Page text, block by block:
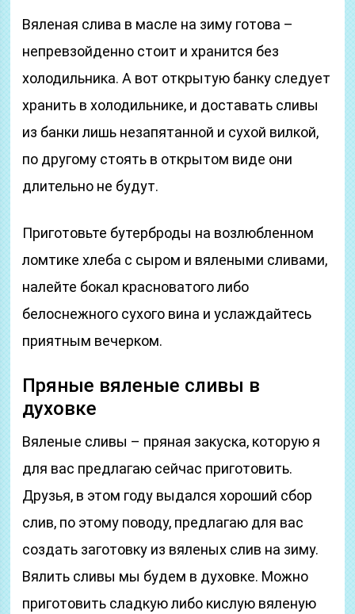
Вяленая слива в масле на зиму готова –
непревзойденно стоит и хранится без
холодильника. А вот открытую банку следует
хранить в холодильнике, и доставать сливы
из банки лишь незапятанной и сухой вилкой,
по другому стоять в открытом виде они
длительно не будут.
Приготовьте бутерброды на возлюбленном
ломтике хлеба с сыром и вялеными сливами,
налейте бокал красноватого либо
белоснежного сухого вина и услаждайтесь
приятным вечерком.
Пряные вяленые сливы в
духовке
Вяленые сливы – пряная закуска, которую я
для вас предлагаю сейчас приготовить.
Друзья, в этом году выдался хороший сбор
слив, по этому поводу, предлагаю для вас
создать заготовку из вяленых слив на зиму.
Вялить сливы мы будем в духовке. Можно
приготовить сладкую либо кислую вяленую